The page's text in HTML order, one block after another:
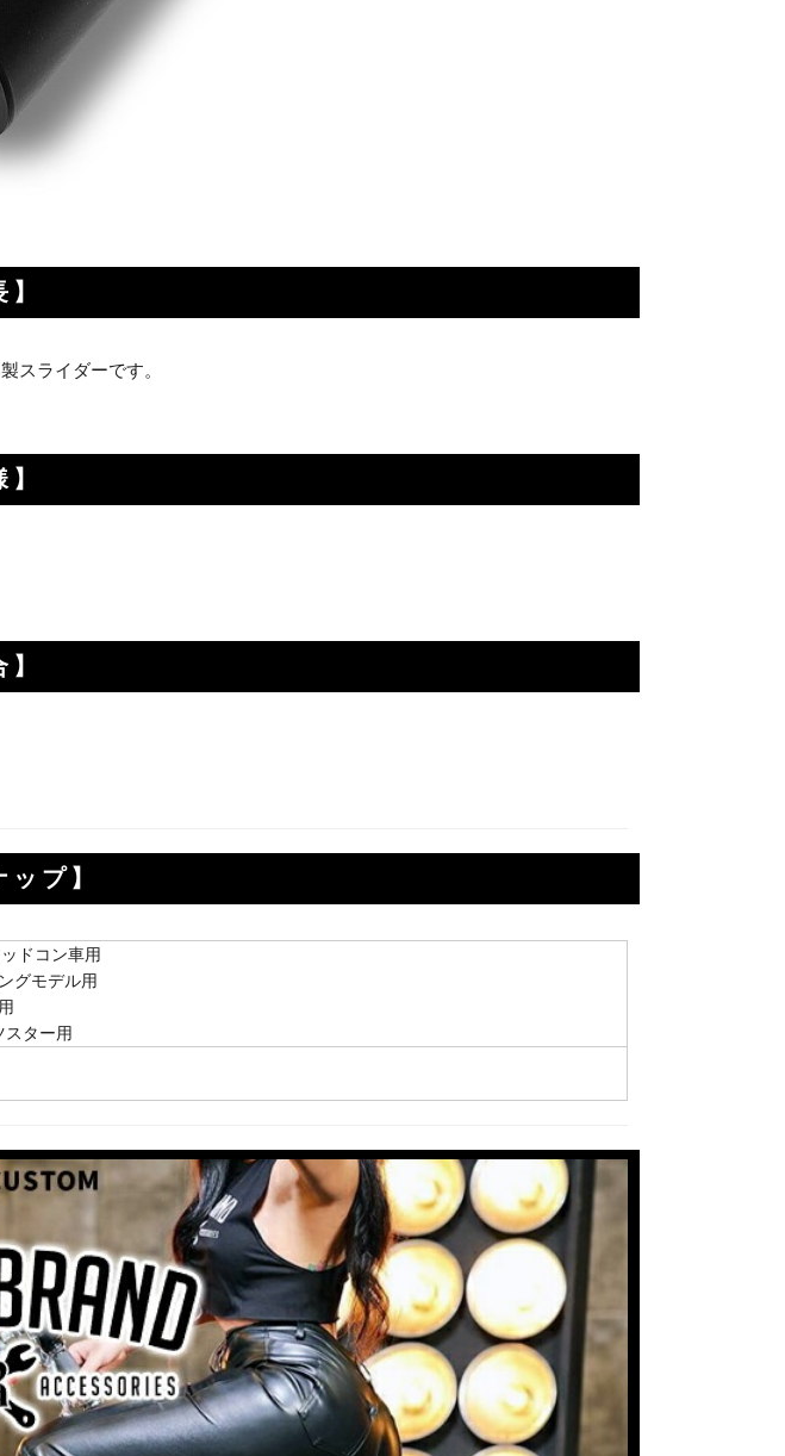
】
スライダーです。
】
】
ップ】
ドコン車用
グモデル用
ター用